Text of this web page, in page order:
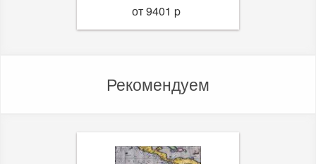
от 9401 p
Рекомендуем